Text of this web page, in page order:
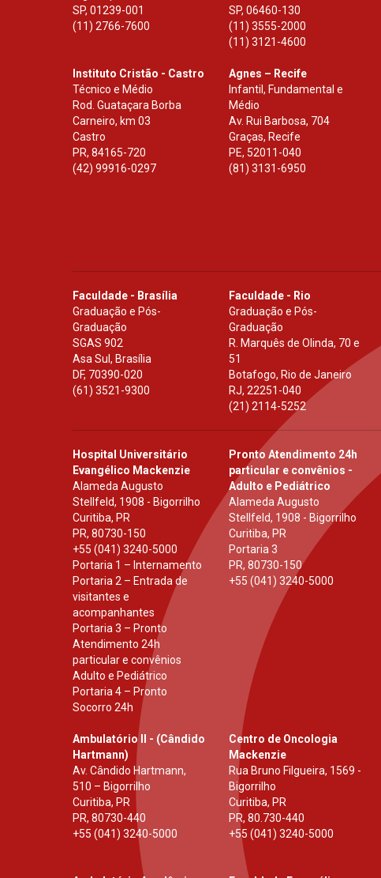
SP, 01239-001
(11) 2766-7600
SP,06460-130
(11) 3555-2000
(11) 3121-4600
Instituto Cristão - Castro
Técnico e Médio
Rod. Guataçara Borba
Carneiro, km 03
Castro
PR, 84165-720
(42) 99916-0297
Agnes – Recife
Infantil, Fundamental e
Médio
Av. Rui Barbosa, 704
Graças, Recife
PE, 52011-040
(81) 3131-6950
Faculdade - Brasília
Graduação e Pós-
Graduação
SGAS 902
Asa Sul, Brasília
DF, 70390-020
(61) 3521-9300
Faculdade - Rio
Graduação e Pós-
Graduação
R. Marquês de Olinda, 70 e
51
Botafogo, Rio de Janeiro
RJ,22251-040
(21) 2114-5252
Hospital Universitário
Evangélico Mackenzie
Alameda Augusto
Stellfeld, 1908 - Bigorrilho
Curitiba, PR
PR, 80730-150
+55 (041) 3240-5000
Portaria 1 – Internamento
Portaria 2 – Entrada de
visitantes e
acompanhantes
Portaria 3 – Pronto
Atendimento 24h
particular e convênios
Adulto e Pediátrico
Portaria 4 – Pronto
Socorro 24h
Pronto Atendimento 24h
particular e convênios -
Adulto e Pediátrico
Alameda Augusto
Stellfeld, 1908 - Bigorrilho
Curitiba, PR
Portaria 3
PR,80730-150
+55 (041) 3240-5000
Ambulatório II - (Cândido
Hartmann)
Av. Cândido Hartmann,
510 – Bigorrilho
Curitiba, PR
PR, 80730-440
+55 (041) 3240-5000
Centro de Oncologia
Mackenzie
Rua Bruno Filgueira, 1569 -
Bigorrilho
Curitiba, PR
PR,80.730-440
+55 (041) 3240-5000